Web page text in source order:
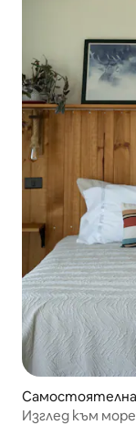
Самостоятелна
Изглед към